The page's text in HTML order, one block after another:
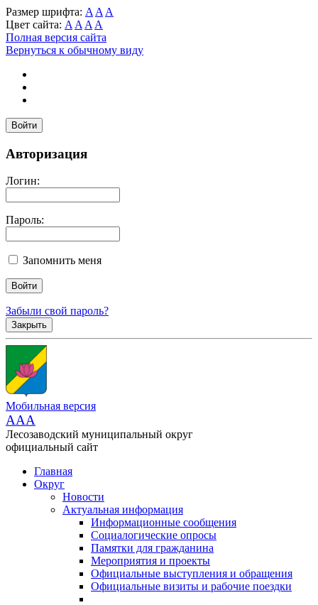
Размер шрифта: A A A
Цвет сайта: A A A A
Полная версия сайта
Вернуться к обычному виду
Войти
Авторизация
Логин:
Пароль:
Запомнить меня
Забыли свой пароль?
Закрыть
Мобильная версия
AAA
Лесозаводский муниципальный округ
официальный сайт
Главная
Округ
Новости
Актуальная информация
Информационные сообщения
Социалогические опросы
Памятки для гражданина
Мероприятия и проекты
Официальные выступления и обращения
Официальные визиты и рабочие поездки